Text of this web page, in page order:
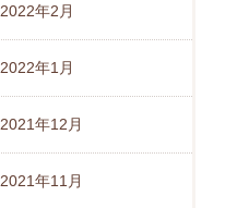
2022年2月
2022年1月
2021年12月
2021年11月